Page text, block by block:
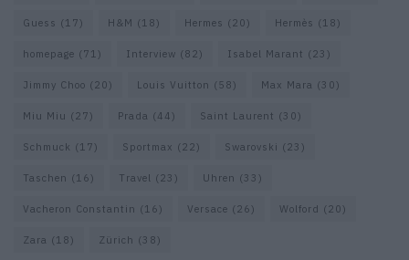
Guess (17) H&M (18) Hermes (20) Hermès (18)
homepage (71) Interview (82) Isabel Marant (23)
Jimmy Choo (20) Louis Vuitton (58) Max Mara (30)
Miu Miu (27) Prada (44) Saint Laurent (30)
Schmuck (17) Sportmax (22) Swarovski (23)
Taschen (16) Travel (23) Uhren (33)
Vacheron Constantin (16) Versace (26) Wolford (20)
Zara (18) Zürich (38)